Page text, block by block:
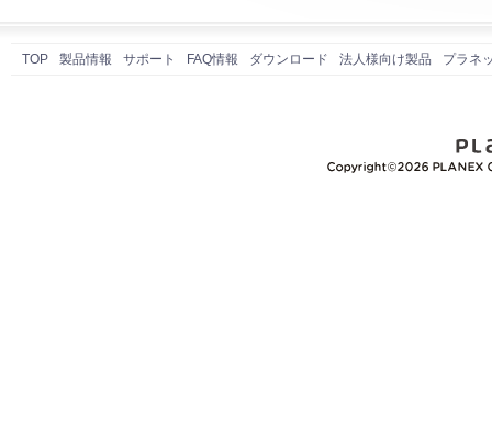
TOP 製品情報 サポート FAQ情報 ダウンロード 法人様向け製品 プラネ